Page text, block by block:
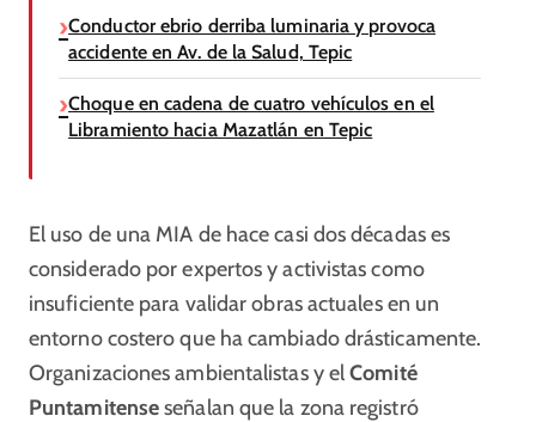
Conductor ebrio derriba luminaria y provoca
accidente en Av. de la Salud, Tepic
Choque en cadena de cuatro vehículos en el
Libramiento hacia Mazatlán en Tepic
El uso de una MIA de hace casi dos décadas es
considerado por expertos y activistas como
insuficiente para validar obras actuales en un
entorno costero que ha cambiado drásticamente.
Organizaciones ambientalistas y elComité
Puntamitenseseñalan que la zona registró